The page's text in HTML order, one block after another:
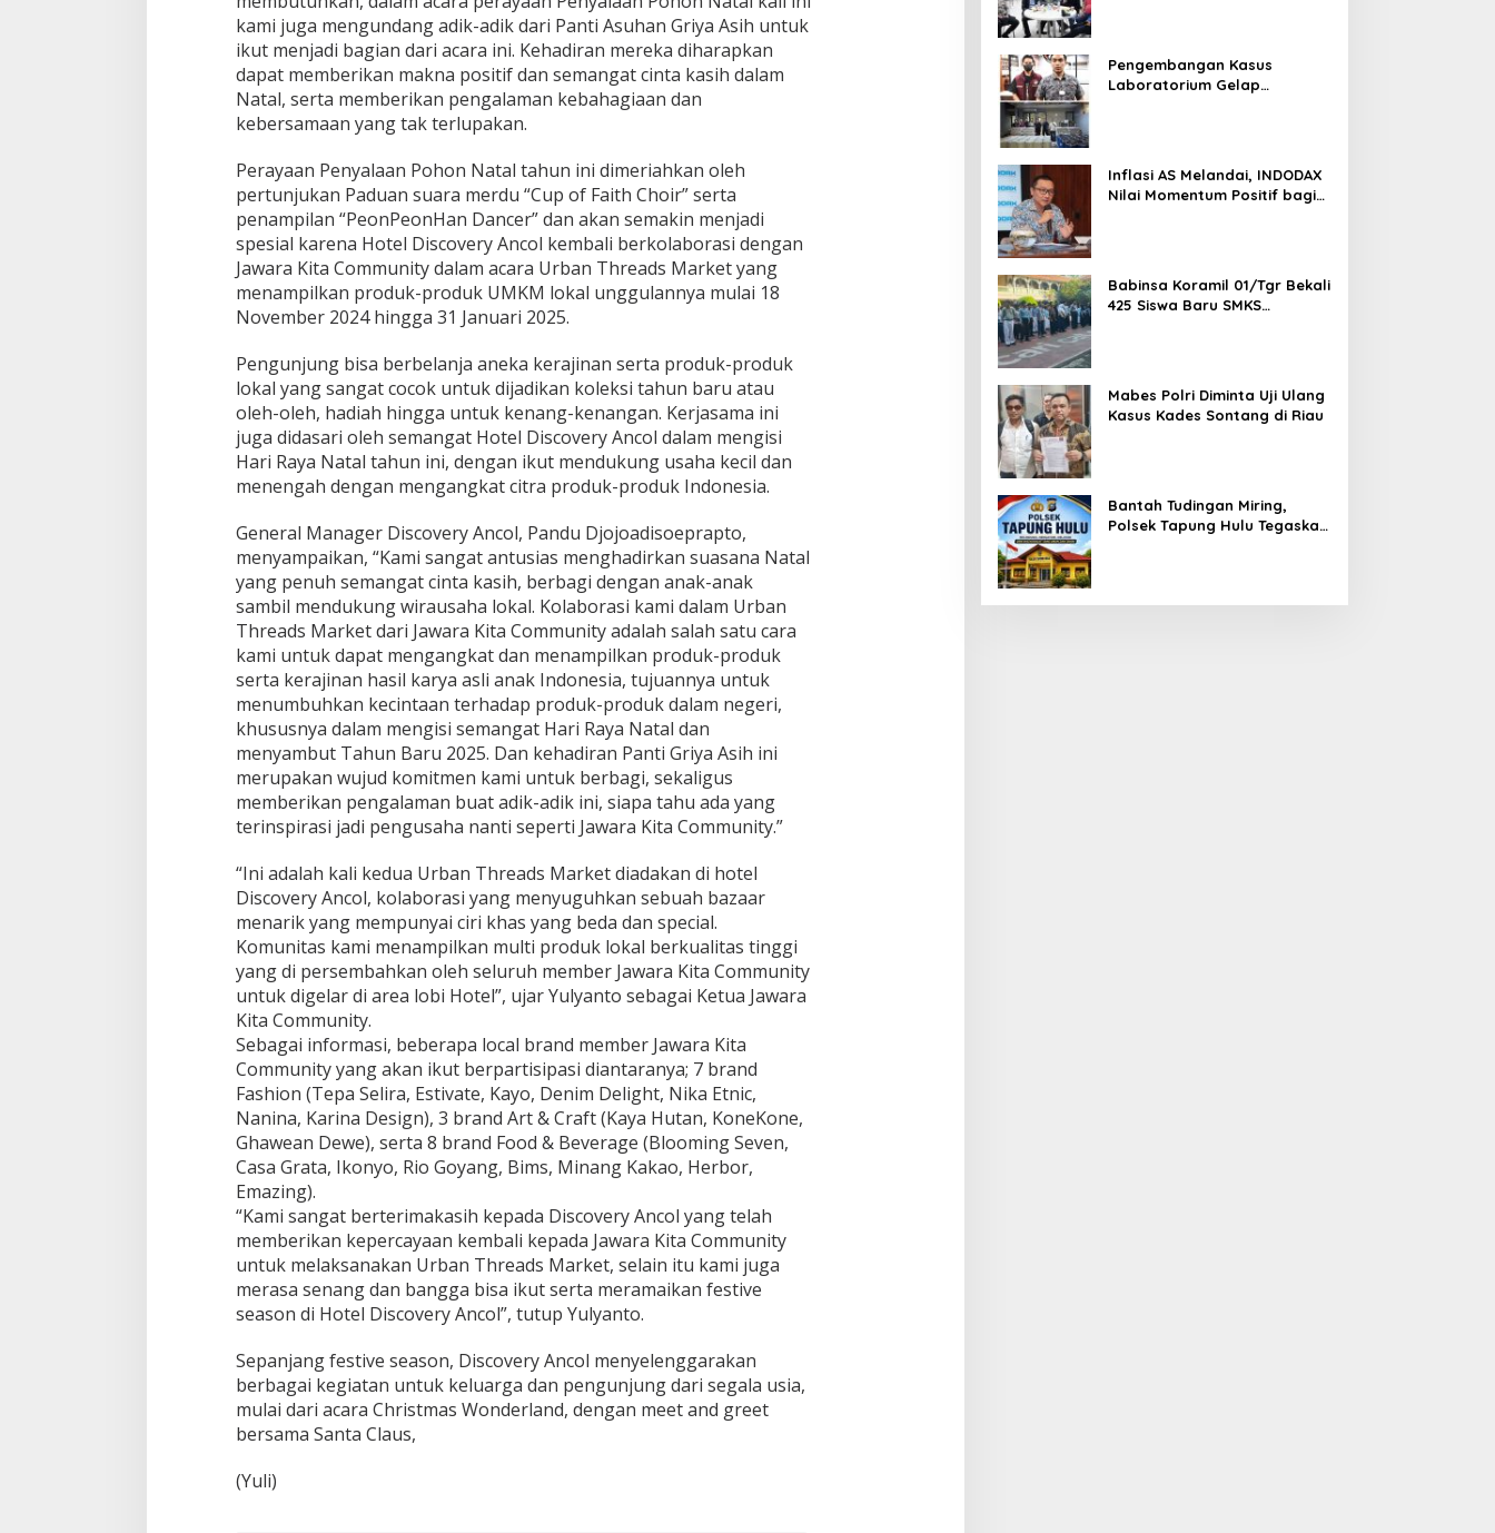
s
o
n
b
e
r
t
m
a
k
a
n
W
o
n
r
l
a
n
S
e
s
o
n
b
e
r
s
a
m
a
P
a
n
t
i
G
i
y
a
A
s
i
h
d
a
n
J
a
w
r
a
K
i
t
a
C
o
m
u
n
i
t
y
kami juga mengundang adik-adik dari Panti Asuhan Griya Asih untuk
ikut menjadi bagian dari acara ini. Kehadiran mereka diharapkan
dapat memberikan makna positif dan semangat cinta kasih dalam
Natal, serta memberikan pengalaman kebahagiaan dan
kebersamaan yang tak terlupakan.
Perayaan Penyalaan Pohon Natal tahun ini dimeriahkan oleh
pertunjukan Paduan suara merdu “Cup of Faith Choir” serta
penampilan “PeonPeonHan Dancer” dan akan semakin menjadi
spesial karena Hotel Discovery Ancol kembali berkolaborasi dengan
Jawara Kita Community dalam acara Urban Threads Market yang
menampilkan produk-produk UMKM lokal unggulannya mulai 18
November 2024 hingga 31 Januari 2025.
Pengunjung bisa berbelanja aneka kerajinan serta produk-produk
lokal yang sangat cocok untuk dijadikan koleksi tahun baru atau
oleh-oleh, hadiah hingga untuk kenang-kenangan. Kerjasama ini
juga didasari oleh semangat Hotel Discovery Ancol dalam mengisi
Hari Raya Natal tahun ini, dengan ikut mendukung usaha kecil dan
menengah dengan mengangkat citra produk-produk Indonesia.
General Manager Discovery Ancol, Pandu Djojoadisoeprapto,
menyampaikan, “Kami sangat antusias menghadirkan suasana Natal
yang penuh semangat cinta kasih, berbagi dengan anak-anak
sambil mendukung wirausaha lokal. Kolaborasi kami dalam Urban
Threads Market dari Jawara Kita Community adalah salah satu cara
kami untuk dapat mengangkat dan menampilkan produk-produk
serta kerajinan hasil karya asli anak Indonesia, tujuannya untuk
menumbuhkan kecintaan terhadap produk-produk dalam negeri,
khususnya dalam mengisi semangat Hari Raya Natal dan
menyambut Tahun Baru 2025. Dan kehadiran Panti Griya Asih ini
merupakan wujud komitmen kami untuk berbagi, sekaligus
memberikan pengalaman buat adik-adik ini, siapa tahu ada yang
terinspirasi jadi pengusaha nanti seperti Jawara Kita Community.”
“Ini adalah kali kedua Urban Threads Market diadakan di hotel
Discovery Ancol, kolaborasi yang menyuguhkan sebuah bazaar
menarik yang mempunyai ciri khas yang beda dan special.
Komunitas kami menampilkan multi produk lokal berkualitas tinggi
yang di persembahkan oleh seluruh member Jawara Kita Community
untuk digelar di area lobi Hotel”, ujar Yulyanto sebagai Ketua Jawara
Kita Community.
Sebagai informasi, beberapa local brand member Jawara Kita
Community yang akan ikut berpartisipasi diantaranya; 7 brand
Fashion (Tepa Selira, Estivate, Kayo, Denim Delight, Nika Etnic,
Nanina, Karina Design), 3 brand Art & Craft (Kaya Hutan, KoneKone,
Ghawean Dewe), serta 8 brand Food & Beverage (Blooming Seven,
Casa Grata, Ikonyo, Rio Goyang, Bims, Minang Kakao, Herbor,
Emazing).
“Kami sangat berterimakasih kepada Discovery Ancol yang telah
memberikan kepercayaan kembali kepada Jawara Kita Community
untuk melaksanakan Urban Threads Market, selain itu kami juga
merasa senang dan bangga bisa ikut serta meramaikan festive
season di Hotel Discovery Ancol”, tutup Yulyanto.
Sepanjang festive season, Discovery Ancol menyelenggarakan
berbagai kegiatan untuk keluarga dan pengunjung dari segala usia,
mulai dari acara Christmas Wonderland, dengan meet and greet
bersama Santa Claus,
(Yuli)
Pengembangan Kasus
Laboratorium Gelap
Bahan Baku
Inflasi AS Melandai, INDODAX
Nilai Momentum Positif bagi
Babinsa Koramil 01/Tgr Bekali
425 Siswa Baru SMKS
Mabes Polri Diminta Uji Ulang
Kasus Kades Sontang di Riau
Bantah Tudingan Miring,
Polsek Tapung Hulu Tegaskan